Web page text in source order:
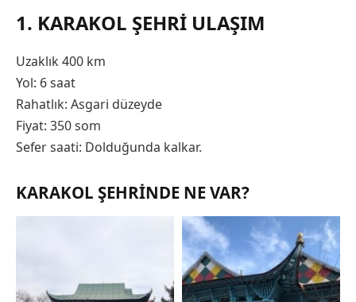
1. KARAKOL ŞEHRI ULAŞIM
Uzaklık 400 km
Yol: 6 saat
Rahatlık: Asgari düzeyde
Fiyat: 350 som
Sefer saati: Dolduğunda kalkar.
KARAKOL ŞEHRINDE NE VAR?